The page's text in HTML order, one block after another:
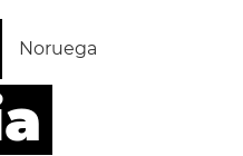
Noruega